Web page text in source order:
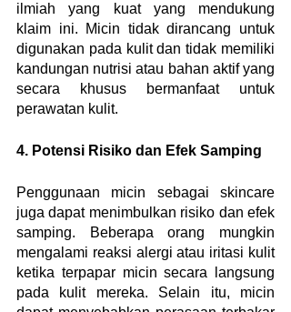
ilmiah yang kuat yang mendukung
klaim ini. Micin tidak dirancang untuk
digunakan pada kulit dan tidak memiliki
kandungan nutrisi atau bahan aktif yang
secara khusus bermanfaat untuk
perawatan kulit.
4. Potensi Risiko dan Efek Samping
Penggunaan micin sebagai skincare
juga dapat menimbulkan risiko dan efek
samping. Beberapa orang mungkin
mengalami reaksi alergi atau iritasi kulit
ketika terpapar micin secara langsung
pada kulit mereka. Selain itu, micin